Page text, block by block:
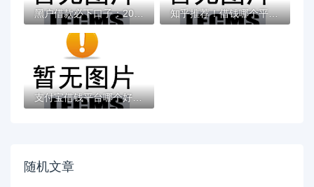
黑户借款必下口子：2025推荐5个通过率100%的... 知乎推荐！借钱哪个平台靠谱？这5个低息正规...
支付宝借钱平台哪个好？实测推荐这3个靠谱低...
随机文章